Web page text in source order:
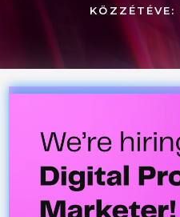
KÖZZÉTÉVE: